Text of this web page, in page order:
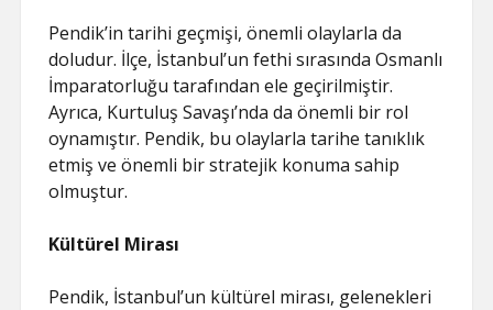
Pendik’in tarihi geçmişi, önemli olaylarla da
doludur. İlçe, İstanbul’un fethi sırasında Osmanlı
İmparatorluğu tarafından ele geçirilmiştir.
Ayrıca, Kurtuluş Savaşı’nda da önemli bir rol
oynamıştır. Pendik, bu olaylarla tarihe tanıklık
etmiş ve önemli bir stratejik konuma sahip
olmuştur.
Kültürel Mirası
Pendik, İstanbul’un kültürel mirası, gelenekleri